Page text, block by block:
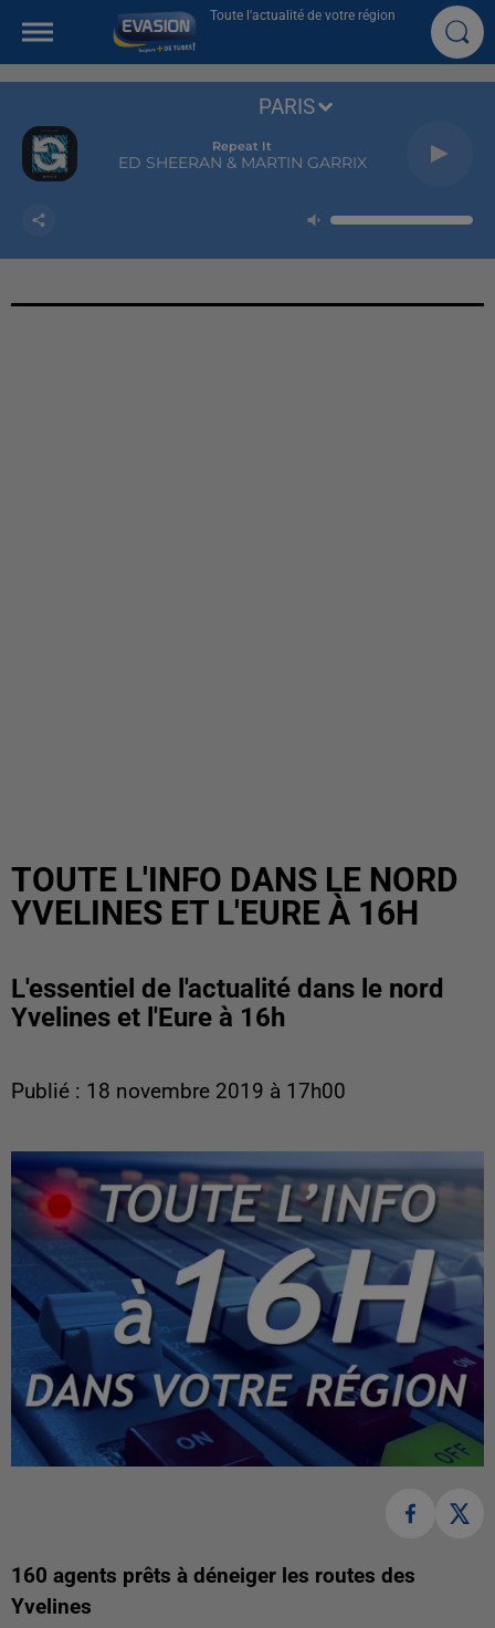
Toute l'actualité de votre région
Repeat It
ED SHEERAN & MARTIN GARRIX
PARIS
TOUTE L'INFO DANS LE NORD
YVELINES ET L'EURE À 16H
L'essentiel de l'actualité dans le nord
Yvelines et l'Eure à 16h
Publié : 18 novembre 2019 à 17h00
160 agents prêts à déneiger les routes des
Yvelines